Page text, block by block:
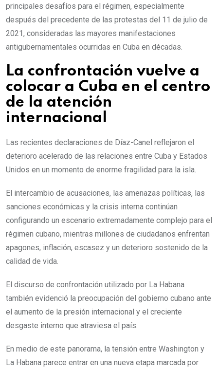
principales desafíos para el régimen, especialmente
después del precedente de las protestas del 11 de julio de
2021, consideradas las mayores manifestaciones
antigubernamentales ocurridas en Cuba en décadas.
La confrontación vuelve a
colocar a Cuba en el centro
de la atención
internacional
Las recientes declaraciones de Díaz-Canel reflejaron el
deterioro acelerado de las relaciones entre Cuba y Estados
Unidos en un momento de enorme fragilidad para la isla.
El intercambio de acusaciones, las amenazas políticas, las
sanciones económicas y la crisis interna continúan
configurando un escenario extremadamente complejo para el
régimen cubano, mientras millones de ciudadanos enfrentan
apagones, inflación, escasez y un deterioro sostenido de la
calidad de vida.
El discurso de confrontación utilizado por La Habana
también evidenció la preocupación del gobierno cubano ante
el aumento de la presión internacional y el creciente
desgaste interno que atraviesa el país.
En medio de este panorama, la tensión entre Washington y
La Habana parece entrar en una nueva etapa marcada por